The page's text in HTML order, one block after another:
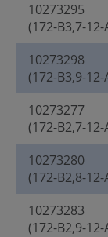
10273295
(172-B3,7-12-
10273298
(172-B3,9-12-
10273277
(172-B2,7-12-
10273280
(172-B2,8-12-
10273283
(172-B2,9-12-